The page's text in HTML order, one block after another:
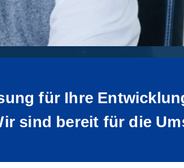
für Ihre
sind bereit für die